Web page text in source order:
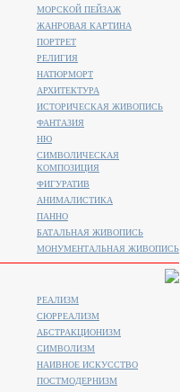
МОРСКОЙ ПЕЙЗАЖ
ЖАНРОВАЯ КАРТИНА
ПОРТРЕТ
РЕЛИГИЯ
НАТЮРМОРТ
АРХИТЕКТУРА
ИСТОРИЧЕСКАЯ ЖИВОПИСЬ
ФАНТАЗИЯ
НЮ
СИМВОЛИЧЕСКАЯ
КОМПОЗИЦИЯ
ФИГУРАТИВ
АНИМАЛИСТИКA
ПАННО
БАТАЛЬНАЯ ЖИВОПИСЬ
МОНУМЕНТАЛЬНАЯ ЖИВОПИСЬ
РЕАЛИЗМ
СЮРРЕАЛИЗМ
АБСТРАКЦИОНИЗМ
СИМВОЛИЗМ
НАИВНОЕ ИСКУССТВО
ПОСТМОДЕРНИЗМ